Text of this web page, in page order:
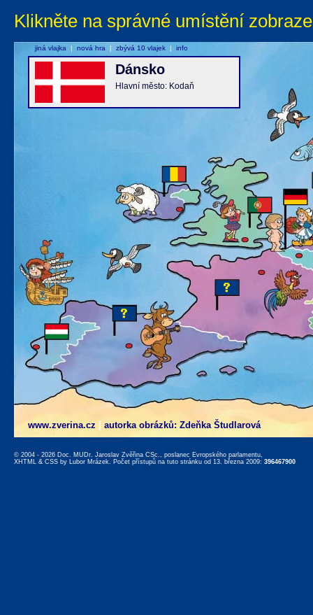
Klikněte na správné umístění
www.zverina.cz autorka obrázků: Zdeňka Študlarová
Dánsko
Hlavní město: Kodaň
jiná vlajka | nová hra | zbývá 10 vlajek | info
© 2004 - 2026 Doc. MUDr. Jaroslav Zvěřina CSc., poslanec Evropského parlamentu,
XHTML & CSS by Lubor Mrázek. Počet přístupů na tuto stránku od 13. března 2009: 396467900